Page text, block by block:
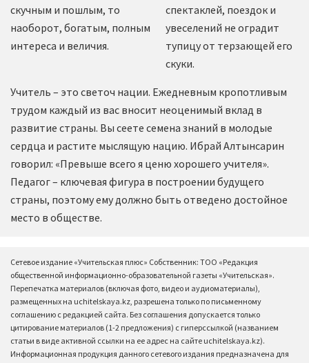
скучным и пошлым, то
наоборот, богатым, полным
интереса и величия.
спектаклей, поездок и
увеселений не оградит
тупицу от терзающей его
скуки.
Учитель – это светоч нации. Ежедневным кропотливым
трудом каждый из вас вносит неоценимый вклад в
развитие страны. Вы сеете семена знаний в молодые
сердца и растите мыслящую нацию. Ибрай Алтынсарин
говорил: «Превыше всего я ценю хорошего учителя».
Педагог – ключевая фигура в построении будущего
страны, поэтому ему должно быть отведено достойное
место в обществе.
Сетевое издание «Учительская плюс» Собственник: ТОО «Редакция
общественной информационно-образовательной газеты «Учительская».
Перепечатка материалов (включая фото, видео и аудиоматериалы),
размещенных на uchitelskaya.kz, разрешена только по письменному
соглашению с редакцией сайта. Без соглашения допускается только
цитирование материалов (1-2 предложения) с гиперссылкой (названием
статьи в виде активной ссылки на ее адрес на сайте uchitelskaya.kz).
Информационная продукция данного сетевого издания предназначена для